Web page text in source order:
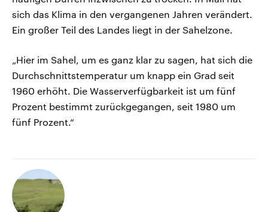
sich das Klima in den vergangenen Jahren verändert.
Ein großer Teil des Landes liegt in der Sahelzone.
„Hier im Sahel, um es ganz klar zu sagen, hat sich die
Durchschnittstemperatur um knapp ein Grad seit
1960 erhöht. Die Wasserverfügbarkeit ist um fünf
Prozent bestimmt zurückgegangen, seit 1980 um
fünf Prozent.“